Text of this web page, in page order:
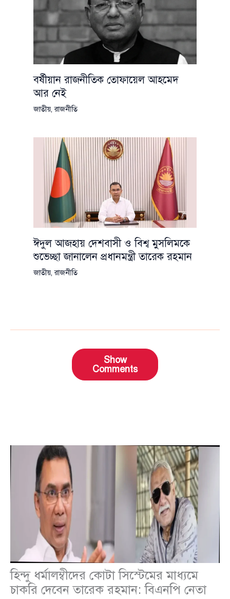
বর্ষীয়ান রাজনীতিক তোফায়েল আহমেদ
আর নেই
জাতীয়,রাজনীতি
ঈদুল আজহায় দেশবাসী ও বিশ্ব মুসলিমকে
শুভেচ্ছা জানালেন প্রধানমন্ত্রী তারেক রহমান
জাতীয়,রাজনীতি
Show
Comments
হিন্দু ধর্মালম্বীদের কোটা সিস্টেমের মাধ্যমে
চাকরি দেবেন তারেক রহমান: বিএনপি নেতা